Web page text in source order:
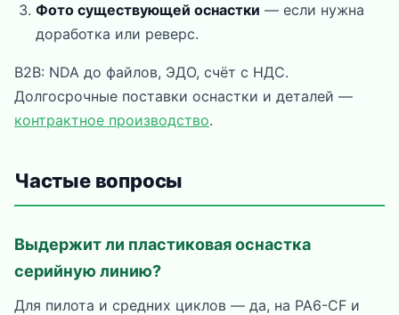
Фото существующей оснастки — если нужна
доработка или реверс.
B2B: NDA до файлов, ЭДО, счёт с НДС.
Долгосрочные поставки оснастки и деталей —
контрактное производство.
Частые вопросы
Выдержит ли пластиковая оснастка
серийную линию?
Для пилота и средних циклов — да, на PA6-CF и